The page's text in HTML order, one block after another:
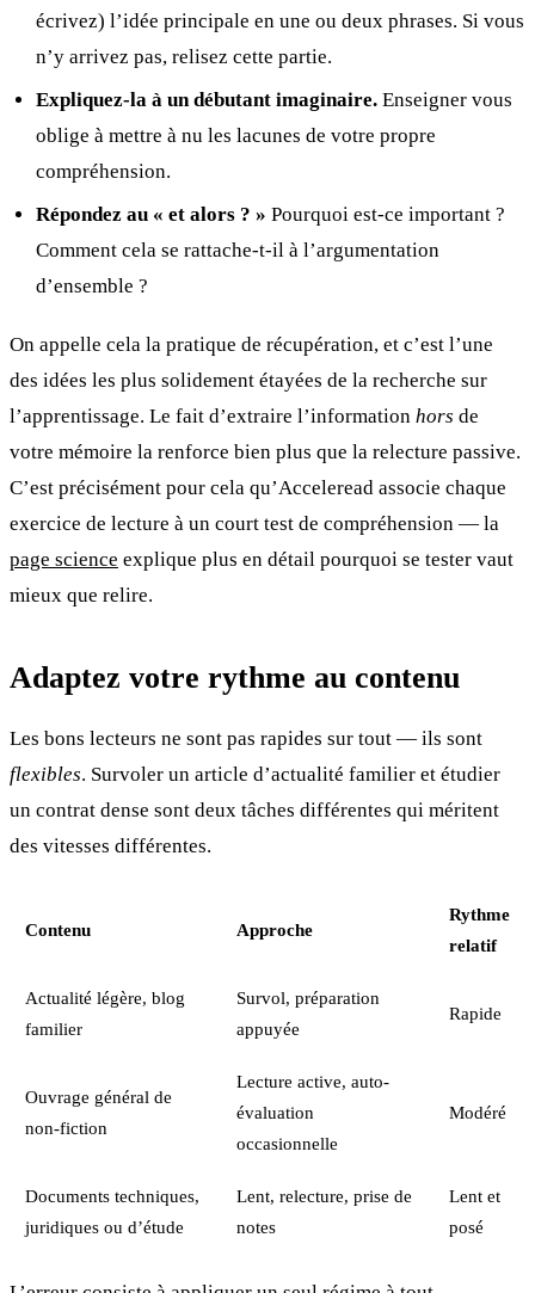
écrivez) l’idée principale en une ou deux phrases. Si vous
n’y arrivez pas, relisez cette partie.
Expliquez-la à un débutant imaginaire. Enseigner vous
oblige à mettre à nu les lacunes de votre propre
compréhension.
Répondez au « et alors ? » Pourquoi est-ce important ?
Comment cela se rattache-t-il à l’argumentation
d’ensemble ?
On appelle cela la pratique de récupération, et c’est l’une
des idées les plus solidement étayées de la recherche sur
l’apprentissage. Le fait d’extraire l’information hors de
votre mémoire la renforce bien plus que la relecture passive.
C’est précisément pour cela qu’Acceleread associe chaque
exercice de lecture à un court test de compréhension — la
page science explique plus en détail pourquoi se tester vaut
mieux que relire.
Adaptez votre rythme au contenu
Les bons lecteurs ne sont pas rapides sur tout — ils sont
flexibles. Survoler un article d’actualité familier et étudier
un contrat dense sont deux tâches différentes qui méritent
des vitesses différentes.
Contenu Approche
Rythme
relatif
Actualité légère, blog
familier
Survol, préparation
appuyée
Rapide
Ouvrage général de
non-fiction
Lecture active, auto-
évaluation
occasionnelle
Modéré
Documents techniques,
juridiques ou d’étude
Lent, relecture, prise de
notes
Lent et
posé